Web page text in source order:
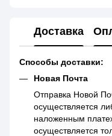
Доставка
Способы доставки:
Новая Почта
Отправка Новой
осуществляется
наложенным
осуществляется